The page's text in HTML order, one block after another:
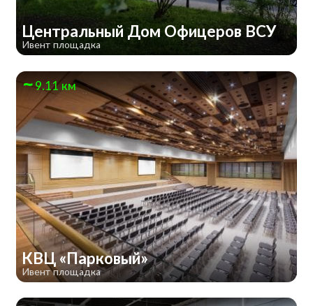
Центральный Дом Офицеров ВСУ
Ивент площадка
9.11 км
КВЦ «Парковый»
Ивент площадка